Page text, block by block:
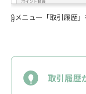
メニュー「取引履歴
取引履歴